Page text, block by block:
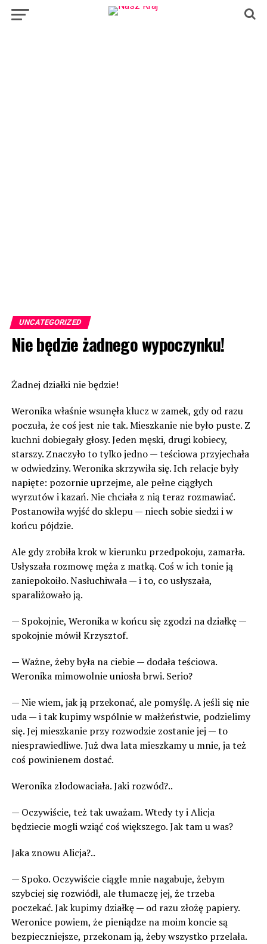
UNCATEGORIZED
Nie będzie żadnego wypoczynku!
Żadnej działki nie będzie!
Weronika właśnie wsunęła klucz w zamek, gdy od razu
poczuła, że coś jest nie tak. Mieszkanie nie było puste. Z
kuchni dobiegały głosy. Jeden męski, drugi kobiecy,
starszy. Znaczyło to tylko jedno — teściowa przyjechała
w odwiedziny. Weronika skrzywiła się. Ich relacje były
napięte: pozornie uprzejme, ale pełne ciągłych
wyrzutów i kazań. Nie chciała z nią teraz rozmawiać.
Postanowiła wyjść do sklepu — niech sobie siedzi i w
końcu pójdzie.
Ale gdy zrobiła krok w kierunku przedpokoju, zamarła.
Usłyszała rozmowę męża z matką. Coś w ich tonie ją
zaniepokoiło. Nasłuchiwała — i to, co usłyszała,
sparaliżowało ją.
— Spokojnie, Weronika w końcu się zgodzi na działkę —
spokojnie mówił Krzysztof.
— Ważne, żeby była na ciebie — dodała teściowa.
Weronika mimowolnie uniosła brwi. Serio?
— Nie wiem, jak ją przekonać, ale pomyślę. A jeśli się nie
uda — i tak kupimy wspólnie w małżeństwie, podzielimy
się. Jej mieszkanie przy rozwodzie zostanie jej — to
niesprawiedliwe. Już dwa lata mieszkamy u mnie, ja też
coś powinienem dostać.
Weronika zlodowaciała. Jaki rozwód?..
— Oczywiście, też tak uważam. Wtedy ty i Alicja
będziecie mogli wziąć coś większego. Jak tam u was?
Jaka znowu Alicja?..
— Spoko. Oczywiście ciągle mnie nagabuje, żebym
szybciej się rozwiódł, ale tłumaczę jej, że trzeba
poczekać. Jak kupimy działkę — od razu złożę papiery.
Weronice powiem, że pieniądze na moim koncie są
bezpieczniejsze, przekonam ją, żeby wszystko przelała.